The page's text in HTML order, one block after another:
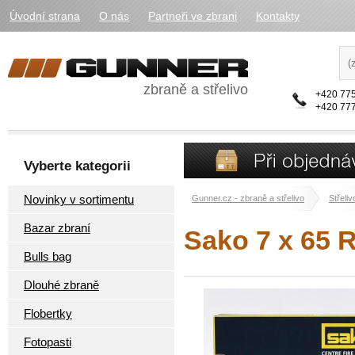
Úvodní strana O nás Partneři ve zbrani Kontakty
zbraně a střelivo
+420
+420
Vyberte kategorii
Novinky v sortimentu
Bazar zbraní
Bulls bag
Dlouhé zbraně
Flobertky
Fotopasti
Gunner.cz - zbraně a střelivo
Sako 7 x 65